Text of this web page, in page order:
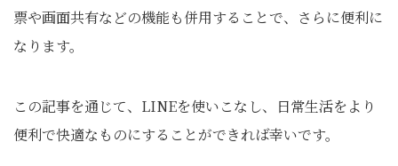
票や画面共有などの機能も併用することで、さらに便利に
なります。
この記事を通じて、LINEを使いこなし、日常生活をより
便利で快適なものにすることができれば幸いです。